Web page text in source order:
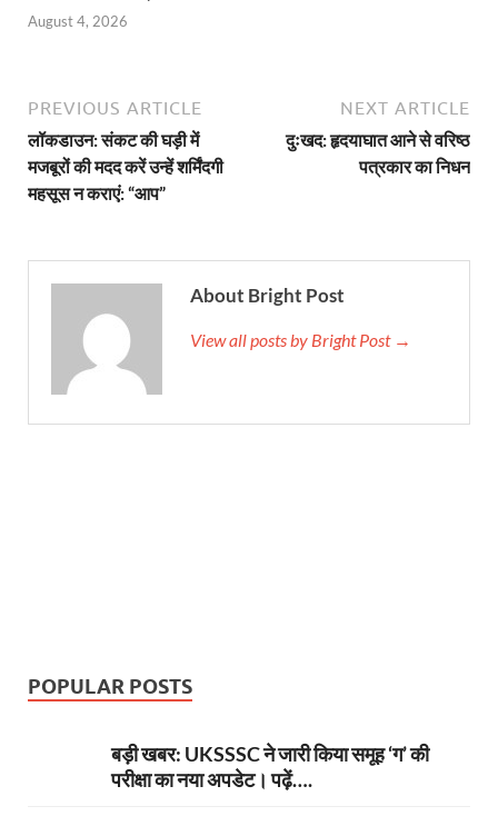
August 4, 2026
PREVIOUS ARTICLE
लॉकडाउन: संकट की घड़ी में
मजबूरों की मदद करें उन्हें शर्मिंदगी
महसूस न कराएं: “आप”
NEXT ARTICLE
दुःखद: हृदयाघात आने से वरिष्ठ
पत्रकार का निधन
About Bright Post
View all posts by Bright Post →
POPULAR POSTS
बड़ी खबर: UKSSSC ने जारी किया समूह ‘ग’ की
परीक्षा का नया अपडेट। पढ़ें….